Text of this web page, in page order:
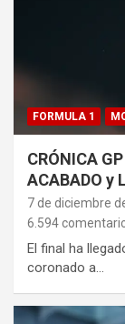
FORMULA 1
CRÓNICA
ACABADO y
7 de diciembre
6.594
El final ha
coronado a…